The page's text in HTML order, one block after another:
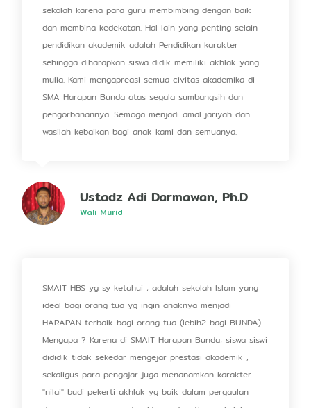
sekolah karena para guru membimbing dengan baik
dan membina kedekatan. Hal lain yang penting selain
pendidikan akademik adalah Pendidikan karakter
sehingga diharapkan siswa didik memiliki akhlak yang
mulia. Kami mengapreasi semua civitas akademika di
SMA Harapan Bunda atas segala sumbangsih dan
pengorbanannya. Semoga menjadi amal jariyah dan
wasilah kebaikan bagi anak kami dan semuanya.
Ustadz Adi Darmawan, Ph.D
Wali Murid
SMAIT HBS yg sy ketahui , adalah sekolah Islam yang
ideal bagi orang tua yg ingin anaknya menjadi
HARAPAN terbaik bagi orang tua (lebih2 bagi BUNDA).
Mengapa ? Karena di SMAIT Harapan Bunda, siswa siswi
dididik tidak sekedar mengejar prestasi akademik ,
sekaligus para pengajar juga menanamkan karakter
"nilai" budi pekerti akhlak yg baik dalam pergaulan